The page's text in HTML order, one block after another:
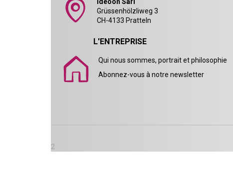
Grüssenhölzliweg 3
CH-4133 Pratteln
L'ENTREPRISE
Qui nous sommes, portrait et philosophie
Abonnez-vous à notre newsletter
2